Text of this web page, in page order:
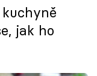
jak ho